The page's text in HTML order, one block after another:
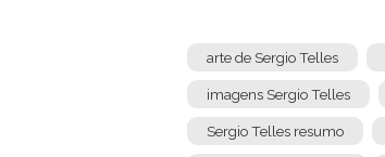
arte de Sergio Telles
imagens Sergio Telles
Sergio Telles resumo